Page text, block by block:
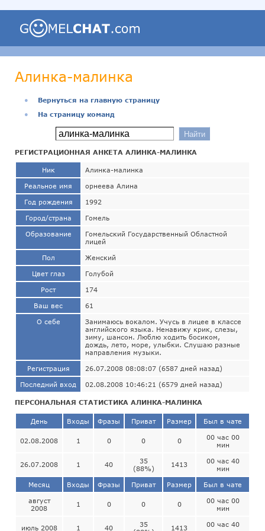
Алинка-малинка
●
Вернуться на главную страницу
●
На страницу команд
РЕГИСТРАЦИОННАЯ АНКЕТА АЛИНКА-МАЛИНКА
Ник Алинка-малинка
Реальное имя орнеева Алина
Год рождения 1992
Город/страна Гомель
Образование
Гомельский Государственный Областной
лицей
Пол Женский
Цвет глаз Голубой
Рост 174
Ваш вес 61
О себе
Занимаюсь вокалом. Учусь в лицее в классе
английского языка. Ненавижу крик, слезы,
зиму, шансон. Люблю ходить босиком,
дождь, лето, море, улыбки. Слушаю разные
направления музыки.
Регистрация 26.07.2008 08:08:07 (6587 дней назад)
Последний вход 02.08.2008 10:46:21 (6579 дней назад)
ПЕРСОНАЛЬНАЯ СТАТИСТИКА АЛИНКА-МАЛИНКА
День Входы Фразы Приват Размер Был в чате
02.08.2008 1 0 0 0
00 час 00
мин
26.07.2008 1 40
35
(88%)
1413
00 час 40
мин
Месяц Входы Фразы Приват Размер Был в чате
август
2008
1 0 0 0
00 час 00
мин
июль 2008 1 40
35
1413
00 час 40